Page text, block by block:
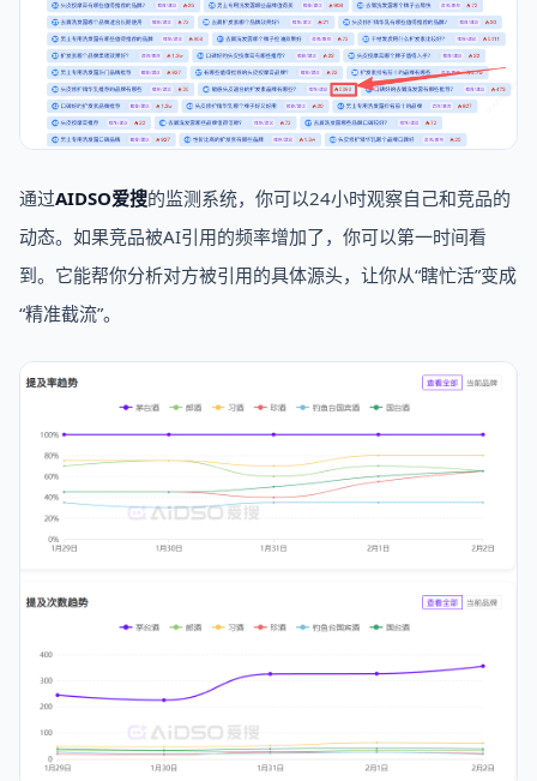
通过AIDSO爱搜的监测系统，你可以24小时观察自己和竞品的
动态。如果竞品被AI引用的频率增加了，你可以第一时间看
到。它能帮你分析对方被引用的具体源头，让你从“瞎忙活”变成
“精准截流”。